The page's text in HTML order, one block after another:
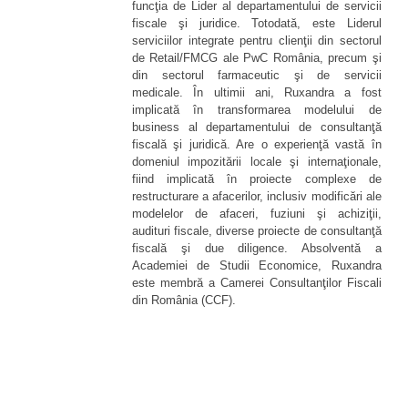
funcţia de Lider al departamentului de servicii
fiscale şi juridice. Totodată, este Liderul
serviciilor integrate pentru clienţii din sectorul
de Retail/FMCG ale PwC România, precum şi
din sectorul farmaceutic şi de servicii
medicale. În ultimii ani, Ruxandra a fost
implicată în transformarea modelului de
business al departamentului de consultanţă
fiscală şi juridică. Are o experienţă vastă în
domeniul impozitării locale şi internaţionale,
fiind implicată în proiecte complexe de
restructurare a afacerilor, inclusiv modificări ale
modelelor de afaceri, fuziuni şi achiziţii,
audituri fiscale, diverse proiecte de consultanţă
fiscală şi due diligence. Absolventă a
Academiei de Studii Economice, Ruxandra
este membră a Camerei Consultanţilor Fiscali
din România (CCF).